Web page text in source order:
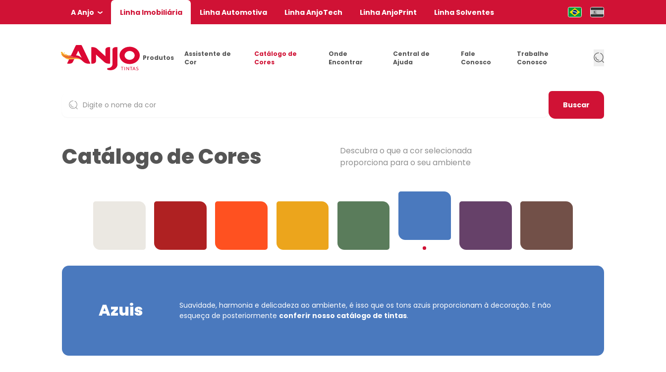
A Anjo Linha Imobiliária Linha Automotiva Linha AnjoTech Linha AnjoPrint
Linha Solventes
Produtos
Assistente de
Cor
Catálogo de
Cores
Onde
Encontrar
Central de
Ajuda
Fale
Conosco
Trabalhe
Conosco
Buscar
Catálogo de Cores
Descubra o que a cor selecionada
proporciona para o seu ambiente
Vermelhos Laranjas Amarelos Verdes
Azuis
Violetas
Neutros e Marrons
Azuis Suavidade, harmonia e delicadeza ao ambiente, é isso que os tons azuis proporcionam à decoração. E não
esqueça de posteriormente conferir nosso catálogo de tintas.